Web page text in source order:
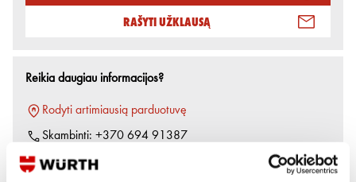
Rašyti užklausą
Reikia daugiau informacijos?
Rodyti artimiausią parduotuvę
Skambinti: +370 694 91387